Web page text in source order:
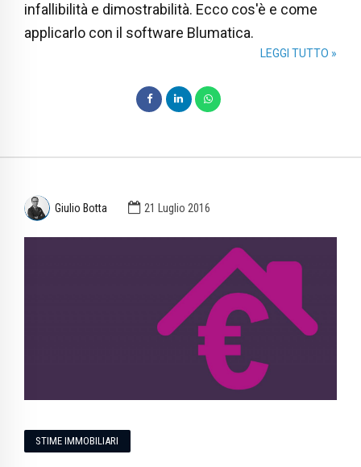
infallibilità e dimostrabilità. Ecco cos'è e come
applicarlo con il software Blumatica.
LEGGI TUTTO »
Giulio Botta 21 Luglio 2016
STIME IMMOBILIARI